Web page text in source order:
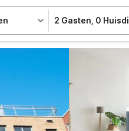
2 Gasten 0 Huisdieren